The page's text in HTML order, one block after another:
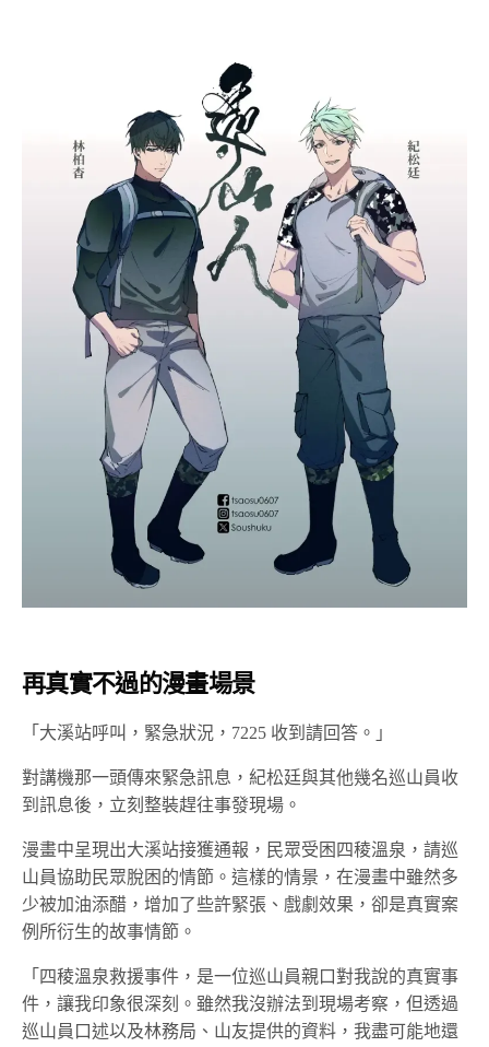
再真實不過的漫畫場景
「大溪站呼叫，緊急狀況，7225 收到請回答。」
對講機那一頭傳來緊急訊息，紀松廷與其他幾名巡山員收
到訊息後，立刻整裝趕往事發現場。
漫畫中呈現出大溪站接獲通報，民眾受困四稜溫泉，請巡
山員協助民眾脫困的情節。這樣的情景，在漫畫中雖然多
少被加油添醋，增加了些許緊張、戲劇效果，卻是真實案
例所衍生的故事情節。
「四稜溫泉救援事件，是一位巡山員親口對我說的真實事
件，讓我印象很深刻。雖然我沒辦法到現場考察，但透過
巡山員口述以及林務局、山友提供的資料，我盡可能地還